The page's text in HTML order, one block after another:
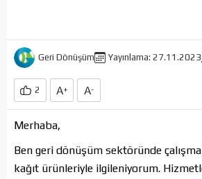
Geri Dönüşüm Yayınlama: 27.11.2023
2 A+ A-
Merhaba,
Ben geri dönüşüm sektöründe
kağıt ürünleriyle ilgileniyorum.